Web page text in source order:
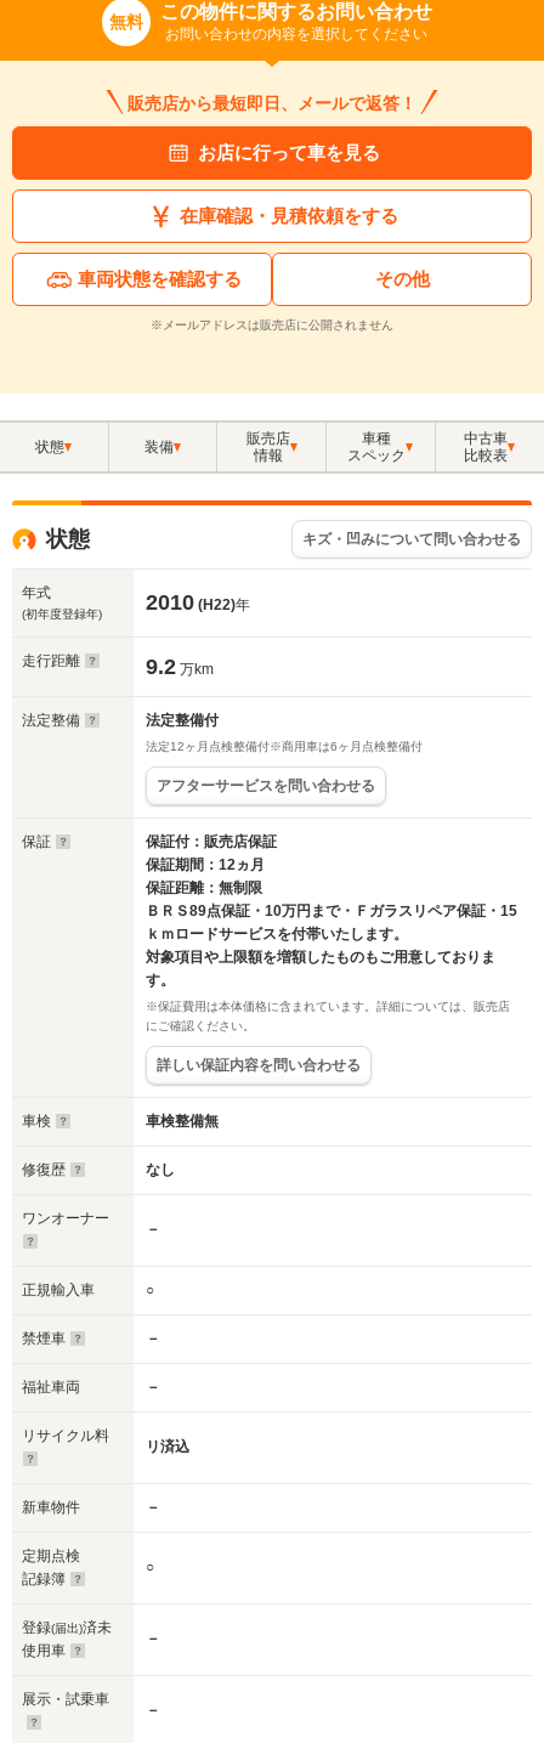
無料 この物件に関するお問い合わせ
お問い合わせの内容を選択してください
販売店から最短即日、メールで返答！
お店に行って車を見る
在庫確認・見積依頼をする
車両状態を確認する その他
※メールアドレスは販売店に公開されません
状態 装備
販売店
情報
車種
スペック
中古車
比較表
状態 キズ・凹みについて問い合わせる
年式
(初年度登録年) 2010 (H22)年
走行距離 9.2 万km
法定整備 法定整備付
法定12ヶ月点検整備付※商用車は6ヶ月点検整備付
アフターサービスを問い合わせる
保証
保証付：販売店保証
保証期間：12ヵ月
保証距離：無制限
ＢＲＳ89点保証・10万円まで・Ｆガラスリペア保証・15
ｋｍロードサービスを付帯いたします。
対象項目や上限額を増額したものもご用意しておりま
す。
※保証費用は本体価格に含まれています。詳細については、販売店
にご確認ください。
詳しい保証内容を問い合わせる
車検 車検整備無
修復歴 なし
ワンオーナー
－
正規輸入車 ○
禁煙車 －
福祉車両 －
リサイクル料
リ済込
新車物件 －
定期点検
記録簿
○
登録(届出)済未
使用車
－
展示・試乗車
－